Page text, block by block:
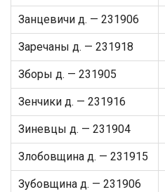
Занцевичи д. — 231906
Заречаны д. — 231918
Зборы д. — 231905
Зенчики д. — 231916
Зиневцы д. — 231904
Злобовщина д. — 231915
Зубовщина д. — 231906